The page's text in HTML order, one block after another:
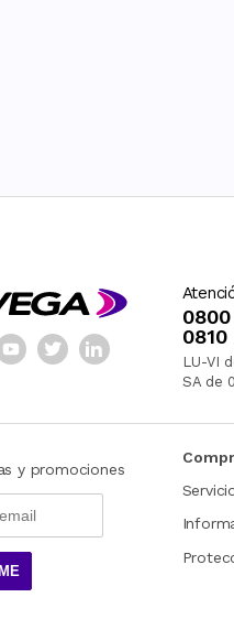
LU-VI
SA de
y promociones